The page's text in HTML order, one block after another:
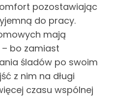
pozostawiając
do pracy.
mają
bo zamiast
śladów po swoim
z nim na długi
czasu wspólnej